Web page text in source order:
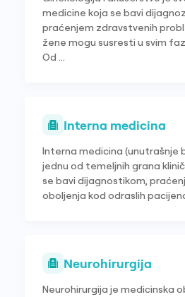
medicine koja se bavi
praćenjem zdravstvenih
žene mogu susresti u svim
Od ...
Interna medicina
Interna medicina (unutrašnje
jednu od temeljnih grana
se bavi dijagnostikom,
oboljenja kod odraslih
Neurohirurgija
Neurohirurgija je medicinska